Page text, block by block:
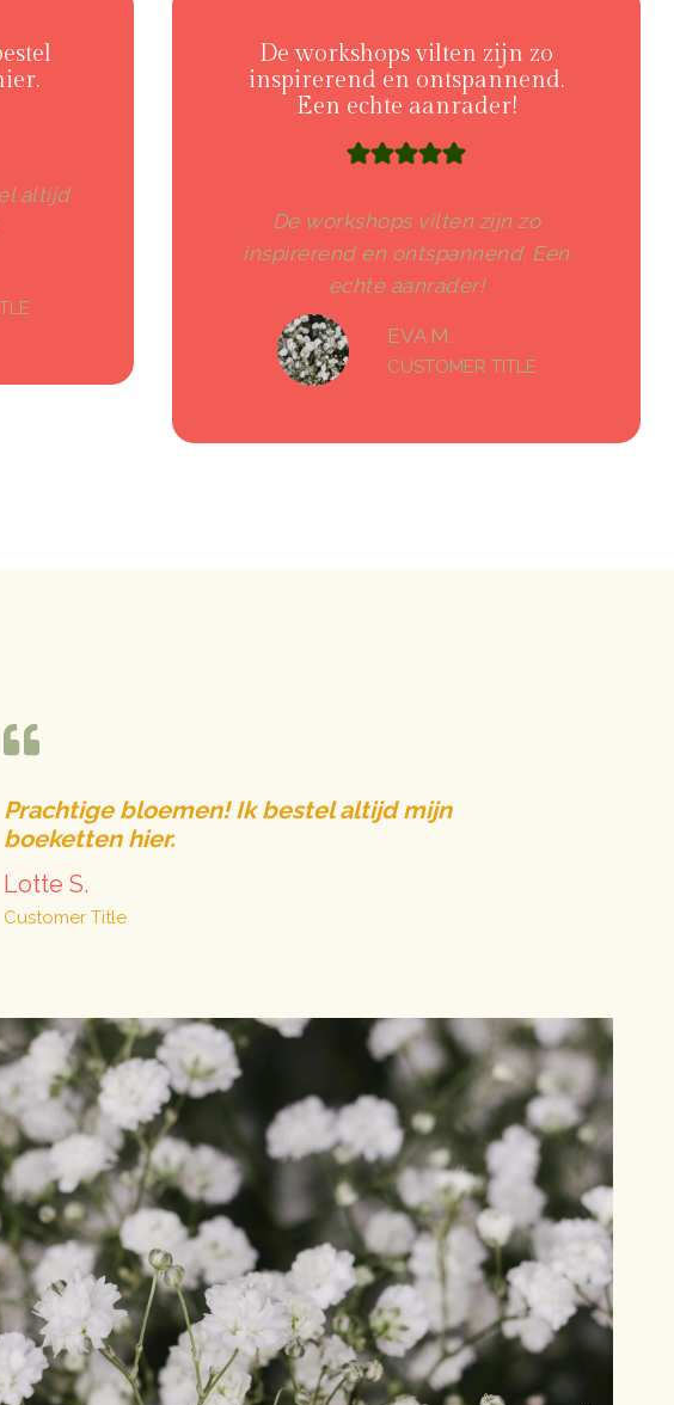
altijd
De workshops vilten zijn zo
inspirerend en ontspannend.
Een echte aanrader!
De workshops vilten zijn zo
inspirerend en ontspannend. Een
echte aanrader!
EVA M.
CUSTOMER TITLE
Prachtige bloemen! Ik bestel altijd mijn
boeketten hier.
Lotte S.
Customer Title